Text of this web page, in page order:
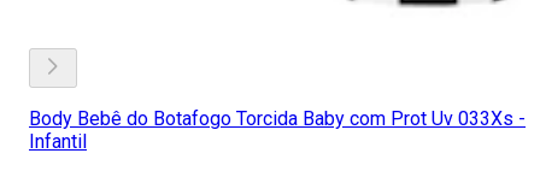
Body Bebê do Botafogo Torcida Baby com Prot Uv 033Xs -
Infantil